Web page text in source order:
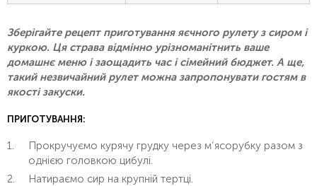
Зберігайте рецепт приготування яєчного рулету з сиром і
куркою. Ця страва відмінно урізноманітнить ваше
домашнє меню і заощадить час і сімейний бюджет. А ще,
такий незвичайний рулет можна запропонувати гостям в
якості закуски.
ПРИГОТУВАННЯ:
Прокручуємо курячу грудку через м’ясорубку разом з
однією головкою цибулі.
Натираємо сир на крупній тертці.